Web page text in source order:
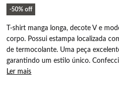
50% off
T-shirt manga longa, decote V e
corpo. Possui estampa localizada
de termocolante. Uma peça
garantindo um estilo único.
Ler mais